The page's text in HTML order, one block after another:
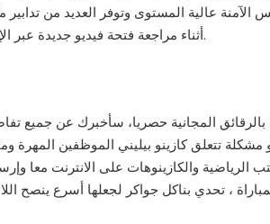
الآمنة عالية المستوى وتوفر العديد من
أثناء مراجعة فتحة فيديو جديدة عبر الإنترنت مثل كاواي دراغونز ، سيعرض رصيدك المتاح إجمالي مبلغ الإيداع الخاص بك مبلغ المكافأة.
المجانية حصريا، سأخبرك عن جميع
الرياضية والكازينوهات على الانترنت معا